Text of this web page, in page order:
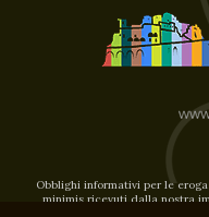
Obblighi informativi per le
minimis ricevuti dalla nostra